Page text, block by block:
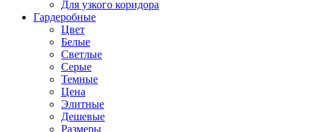
Для узкого коридора
Гардеробные
Цвет
Белые
Светлые
Серые
Темные
Цена
Элитные
Дешевые
Размеры